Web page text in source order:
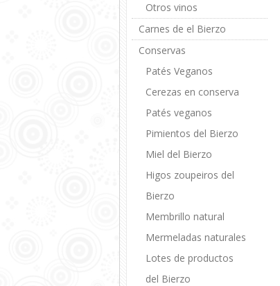
Otros vinos
Carnes de el Bierzo
Conservas
Patés Veganos
Cerezas en conserva
Patés veganos
Pimientos del Bierzo
Miel del Bierzo
Higos zoupeiros del
Bierzo
Membrillo natural
Mermeladas naturales
Lotes de productos
del Bierzo